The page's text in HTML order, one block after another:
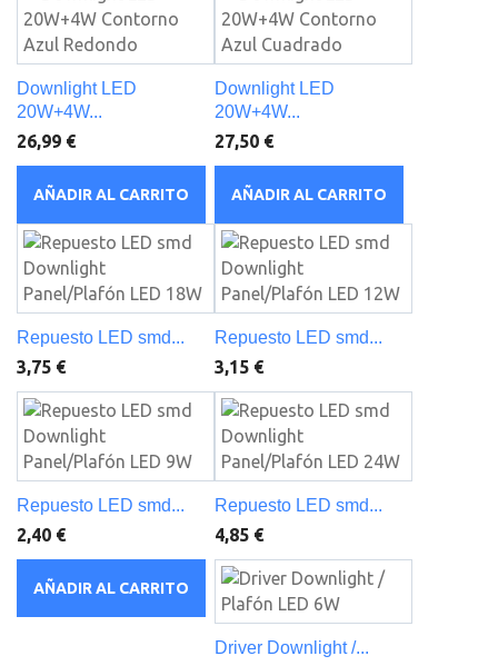
Downlight LED
20W+4W...
26,99 €
AÑADIR AL CARRITO
Downlight LED
20W+4W...
27,50 €
AÑADIR AL CARRITO
Repuesto LED smd...
3,75 €
Repuesto LED smd...
3,15 €
Repuesto LED smd...
2,40 €
AÑADIR AL CARRITO
Repuesto LED smd...
4,85 €
Driver Downlight /...